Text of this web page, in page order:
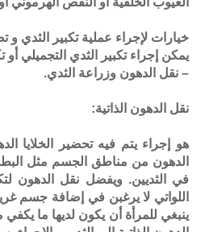
خيارات لإجراء عملية تكبير الثدي و
يمكن إجراء تكبير الثدي التجميلي أو
– نقل الدهون وزراعة الثدي.
نقل الدهون الذاتية:
هو إجراء يتم فيه تحضير الخلايا
الدهون من مناطق الجسم مثل
في الثديين. ويفضل نقل الدهون
اللواتي لا يرغبن في إضافة جسم
ينبغي للمرأة أن يكون لديها ما